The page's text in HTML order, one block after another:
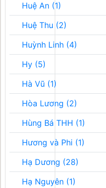
Huệ An (1)
Huệ Thu (2)
Huỳnh Linh (4)
Hy (5)
Hà Vũ (1)
Hòa Lương (2)
Hùng Bá THH (1)
Hương và Phi (1)
Hạ Dương (28)
Hạ Nguyên (1)